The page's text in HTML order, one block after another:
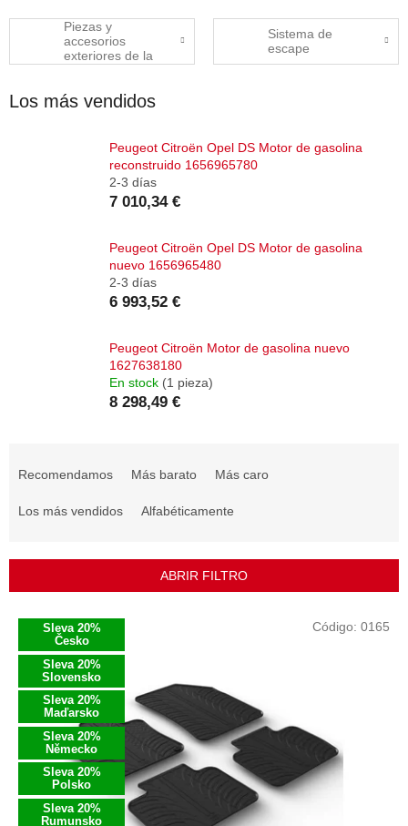
Piezas y
accesorios
exteriores de la
Sistema de
escape
Los más vendidos
Peugeot Citroën Opel DS Motor de gasolina
reconstruido 1656965780
2-3 días
7 010,34 €
Peugeot Citroën Opel DS Motor de gasolina
nuevo 1656965480
2-3 días
6 993,52 €
Peugeot Citroën Motor de gasolina nuevo
1627638180
En stock (1 pieza)
8 298,49 €
c
Recomendamos Más barato Más caro
Los más vendidos Alfabéticamente
ABRIR FILTRO
Sleva 20%
Česko
Sleva 20%
Slovensko
Sleva 20%
Maďarsko
Sleva 20%
Německo
Sleva 20%
Polsko
Sleva 20%
Rumunsko
Código: 0165